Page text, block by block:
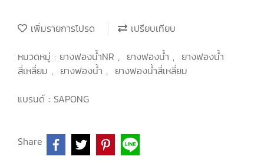
เพิ่มรายการโปรด
เปรียบเทียบ
หมวดหมู่ : ยางฟองน้ำNR , ยางฟองน้ำ , ยางฟองน้ำ
สี่เหลี่ยม , ยางฟองน้ำ , ยางฟองน้ำสี่เหลี่ยม
แบรนด์ : SAPONG
Share